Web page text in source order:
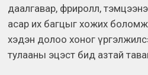
даалгавар, фриролл,
асар их багцыг хожих
хэдэн долоо хоног
тулааны эцэст бид азтай